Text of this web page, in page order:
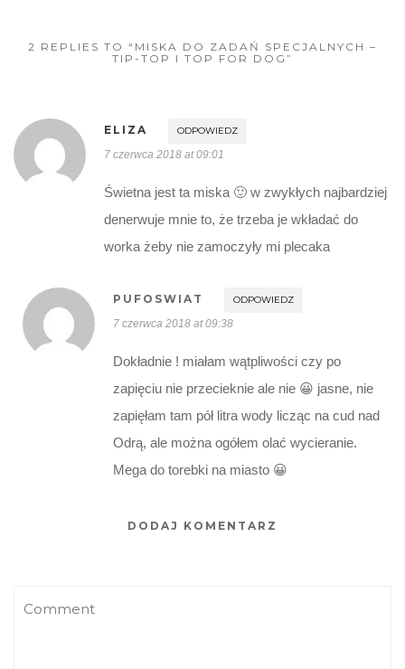
2 REPLIES TO “MISKA DO ZADAŃ SPECJALNYCH –
TIP-TOP I TOP FOR DOG”
ELIZA ODPOWIEDZ
7 czerwca 2018 at 09:01
Świetna jest ta miska 🙂 w zwykłych najbardziej
denerwuje mnie to, że trzeba je wkładać do
worka żeby nie zamoczyły mi plecaka
PUFOSWIAT ODPOWIEDZ
7 czerwca 2018 at 09:38
Dokładnie ! miałam wątpliwości czy po
zapięciu nie przecieknie ale nie 😀 jasne, nie
zapięłam tam pół litra wody licząc na cud nad
Odrą, ale można ogółem olać wycieranie.
Mega do torebki na miasto 😀
DODAJ KOMENTARZ